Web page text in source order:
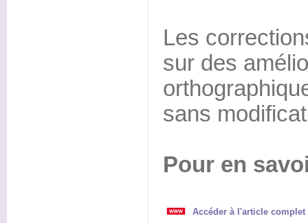
Les
sur des
sans
Pour en
Accéder à l'article complet